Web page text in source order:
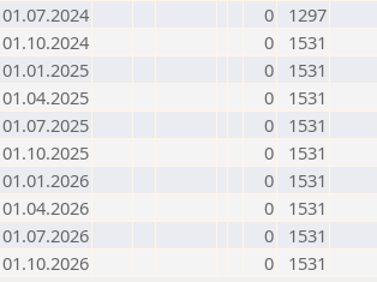
0
1297
0
1531
0
1531
0
1531
0
1531
0
1531
0
1531
0
1531
0
1531
0 1531